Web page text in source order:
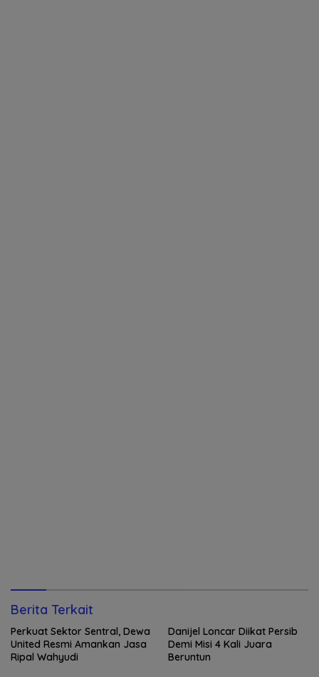
Berita Terkait
Perkuat Sektor Sentral, Dewa
United Resmi Amankan Jasa
Ripal Wahyudi
Danijel Loncar Diikat Persib
Demi Misi 4 Kali Juara
Beruntun